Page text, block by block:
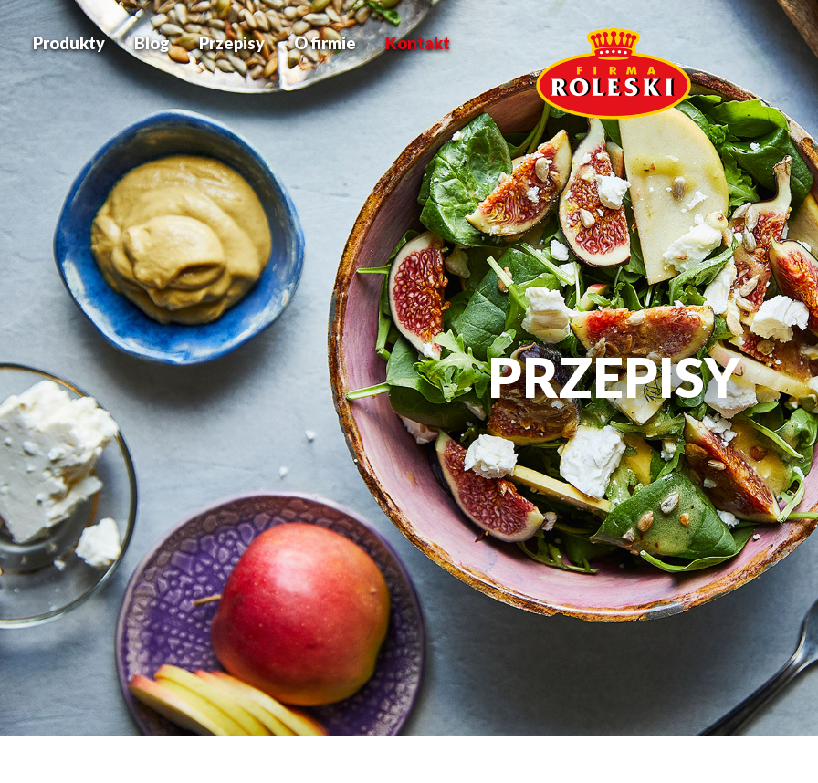
Produkty Blog Przepisy O firmie Kontakt
PRZEPISY